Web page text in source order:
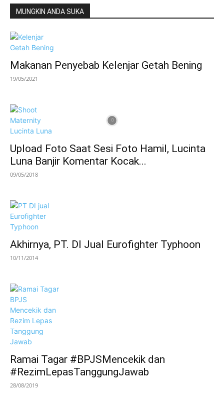
MUNGKIN ANDA SUKA
Makanan Penyebab Kelenjar Getah Bening
19/05/2021
Upload Foto Saat Sesi Foto Hamil, Lucinta
Luna Banjir Komentar Kocak...
09/05/2018
Akhirnya, PT. DI Jual Eurofighter Typhoon
10/11/2014
Ramai Tagar #BPJSMencekik dan
#RezimLepasTanggungJawab
28/08/2019